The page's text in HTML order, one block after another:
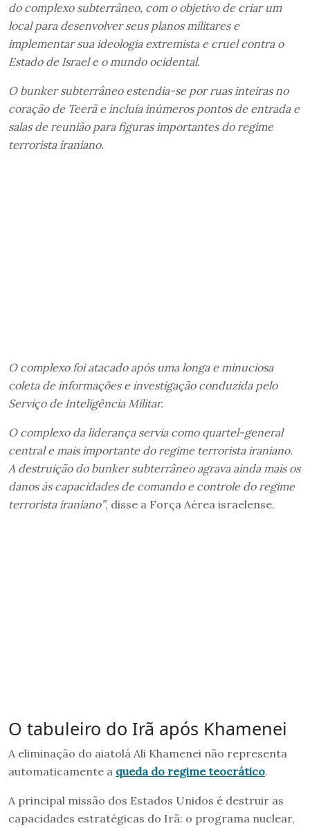
do complexo subterrâneo, com o objetivo de criar um
local para desenvolver seus planos militares e
implementar sua ideologia extremista e cruel contra o
Estado de Israel e o mundo ocidental.
O bunker subterrâneo estendia-se por ruas inteiras no
coração de Teerã e incluía inúmeros pontos de entrada e
salas de reunião para figuras importantes do regime
terrorista iraniano.
O complexo foi atacado após uma longa e minuciosa
coleta de informações e investigação conduzida pelo
Serviço de Inteligência Militar.
O complexo da liderança servia como quartel-general
central e mais importante do regime terrorista iraniano.
A destruição do bunker subterrâneo agrava ainda mais os
danos às capacidades de comando e controle do regime
terrorista iraniano”, disse a Força Aérea israelense.
O tabuleiro do Irã após Khamenei
A eliminação do aiatolá Ali Khamenei não representa
automaticamente a queda do regime teocrático.
A principal missão dos Estados Unidos é destruir as
capacidades estratégicas do Irã: o programa nuclear,